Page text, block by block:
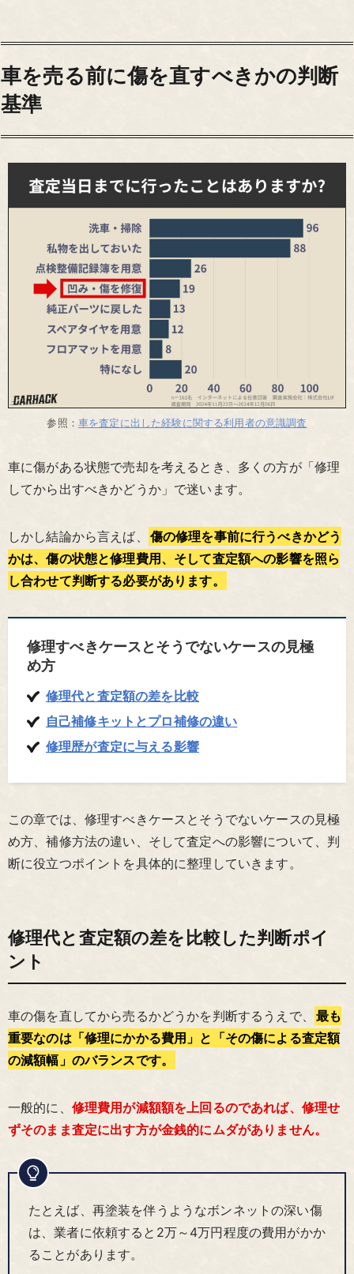
車を売る前に傷を直すべきかの判断
基準
参照： 車を査定に出した経験に関する利用者の意識調査
車に傷がある状態で売却を考えるとき、多くの方が「修理
してから出すべきかどうか」で迷います。
しかし結論から言えば、
傷の修理を事前に行うべきかどう
かは、傷の状態と修理費用、そして査定額への影響を照ら
し合わせて判断する必要があります。
修理すべきケースとそうでないケースの見極
め方
修理代と査定額の差を比較
自己補修キットとプロ補修の違い
修理歴が査定に与える影響
この章では、修理すべきケースとそうでないケースの見極
め方、補修方法の違い、そして査定への影響について、判
断に役立つポイントを具体的に整理していきます。
修理代と査定額の差を比較した判断ポイ
ント
車の傷を直してから売るかどうかを判断するうえで、
最も
重要なのは「修理にかかる費用」と「その傷による査定額
の減額幅」のバランスです。
一般的に、 修理費用が減額額を上回るのであれば、修理せ
ずそのまま査定に出す方が金銭的にムダがありません。
たとえば、再塗装を伴うようなボンネットの深い傷
は、業者に依頼すると2万～4万円程度の費用がかか
ることがあります。